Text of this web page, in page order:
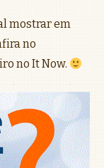
mostrar em
no
no It Now.